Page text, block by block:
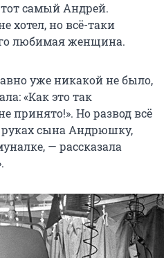
самый Андрей.
хотел, но всё-таки
любимая женщина.
уже никакой не было,
«Как это так
принято!». Но развод всё
руках сына Андрюшку,
— рассказала